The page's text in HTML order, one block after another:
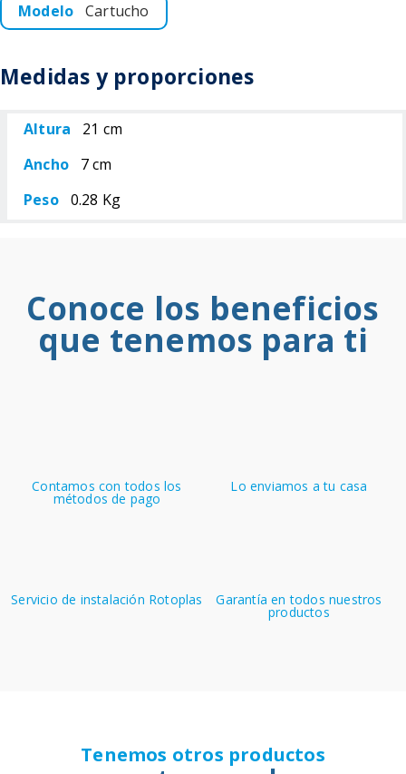
Modelo Cartucho
Medidas y proporciones
Altura
21 cm
Ancho
7 cm
Peso 0.28 Kg
Conoce los beneficios
que tenemos para ti
Contamos con todos los
métodos de pago
Lo enviamos a tu casa
Servicio de instalación Rotoplas Garantía en todos nuestros
productos
Tenemos otros productos